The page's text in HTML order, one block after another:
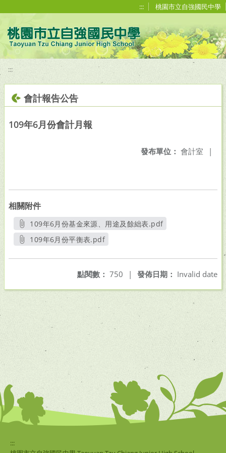
::: 桃園市立自強國民中學
:::
會計報告公告
109年6月份會計月報
發布單位： 會計室 |
相關附件
109年6月份基金來源、用途及餘絀表.pdf
另開新視窗
109年6月份平衡表.pdf
發佈日期： Invalid date
點閱數： 750 |
:::